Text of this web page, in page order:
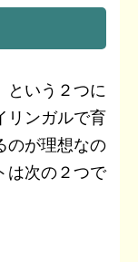
という２つに
リンガルで育
のが理想なの
次の２つで